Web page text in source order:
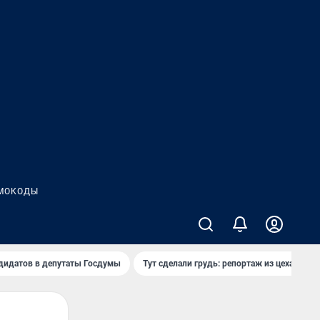
в депутаты Госдумы Тут сделали грудь: репортаж из цеха